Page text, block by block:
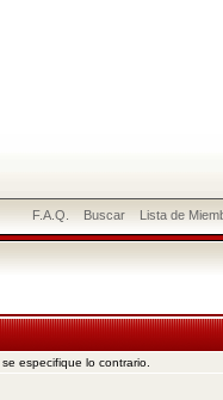
F.A.Q. Buscar Lista de
especifique lo contrario.